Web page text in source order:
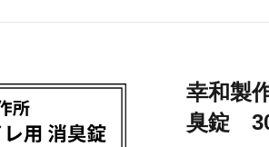
幸和製
臭錠